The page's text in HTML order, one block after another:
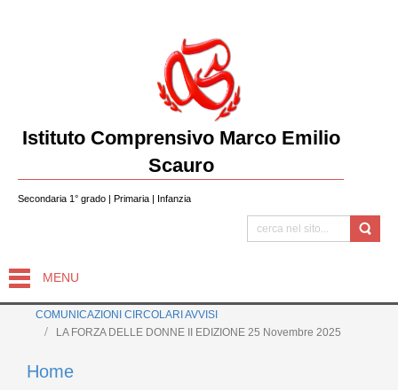
Istituto Comprensivo Marco Emilio
Scauro
Secondaria 1° grado | Primaria | Infanzia
MENU
COMUNICAZIONI CIRCOLARI AVVISI
LA FORZA DELLE DONNE II EDIZIONE 25 Novembre 2025
Home